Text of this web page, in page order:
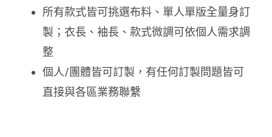
所有款式皆可挑選布料、單人單版全量身訂
製；衣長、袖長、款式微調可依個人需求調
整
個人/團體皆可訂製，有任何訂製問題皆可
直接與各區業務聯繫